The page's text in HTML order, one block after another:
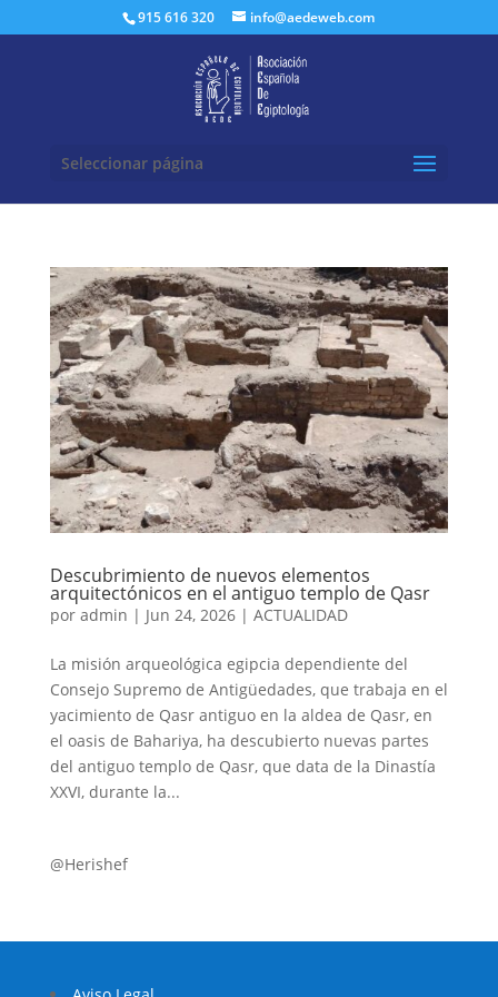
915 616 320 info@aedeweb.com
Seleccionar página
Descubrimiento de nuevos elementos
arquitectónicos en el antiguo templo de Qasr
por admin | Jun 24, 2026| ACTUALIDAD
La misión arqueológica egipcia dependiente del
Consejo Supremo de Antigüedades, que trabaja en el
yacimiento de Qasr antiguo en la aldea de Qasr, en
el oasis de Bahariya, ha descubierto nuevas partes
del antiguo templo de Qasr, que data de la Dinastía
XXVI, durante la...
@Herishef